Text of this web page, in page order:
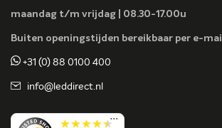
maandag t/m vrijdag | 08.30-17.00u
Buiten openingstijden bereikbaar per e-mail
+31 (0) 88 0100 400
info@leddirect.nl
...